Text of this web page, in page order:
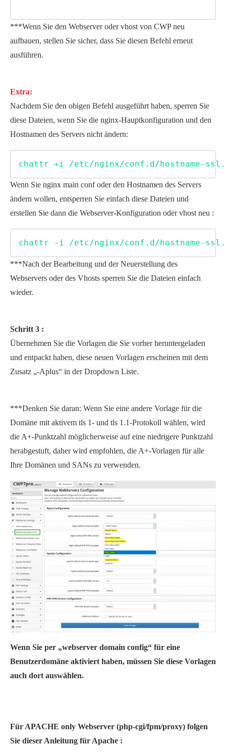
***Wenn Sie den Webserver oder vhost von CWP neu
aufbauen, stellen Sie sicher, dass Sie diesen Befehl erneut
ausführen.
Extra:
Nachdem Sie den obigen Befehl ausgeführt haben, sperren Sie
diese Dateien, wenn Sie die nginx-Hauptkonfiguration und den
Hostnamen des Servers nicht ändern:
chattr +i /etc/nginx/conf.d/hostname-
Wenn Sie nginx main conf oder den Hostnamen des Servers
ändern wollen, entsperren Sie einfach diese Dateien und
erstellen Sie dann die Webserver-Konfiguration oder vhost neu :
chattr -i /etc/nginx/conf.d/hostname-
***Nach der Bearbeitung und der Neuerstellung des
Webservers oder des Vhosts sperren Sie die Dateien einfach
wieder.
Schritt 3 :
Übernehmen Sie die Vorlagen die Sie vorher heruntergeladen
und entpackt haben, diese neuen Vorlagen erscheinen mit dem
Zusatz „-Aplus“ in der Dropdown Liste.
***Denken Sie daran: Wenn Sie eine andere Vorlage für die
Domäne mit aktivem tls 1- und tls 1.1-Protokoll wählen, wird
die A+-Punktzahl möglicherweise auf eine niedrigere Punktzahl
herabgestuft, daher wird empfohlen, die A+-Vorlagen für alle
Ihre Domänen und SANs zu verwenden.
Wenn Sie per „webserver domain config“ für eine
Benutzerdomäne aktiviert haben, müssen Sie diese Vorlagen
auch dort auswählen.
Für APACHE only Webserver (php-cgi/fpm/proxy) folgen
Sie dieser Anleitung für Apache :